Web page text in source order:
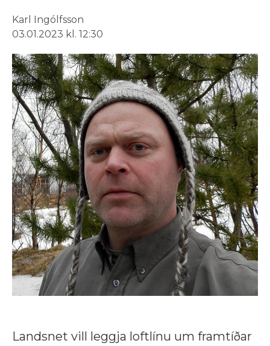
Karl Ingólfsson
03.01.2023 kl. 12:30
Landsnet vill leggja loftlínu um framtíðar